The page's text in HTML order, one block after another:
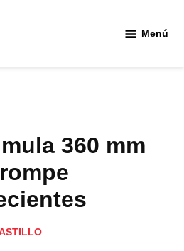
Menú
360 mm